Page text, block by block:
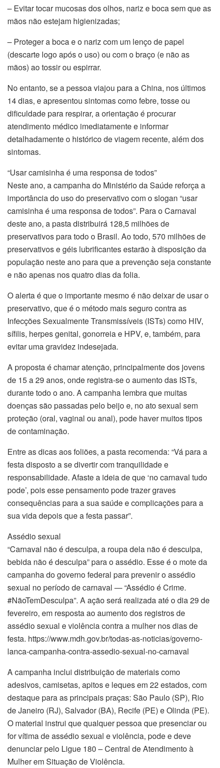
– Evitar tocar mucosas dos olhos, nariz e boca sem que as
mãos não estejam higienizadas;
– Proteger a boca e o nariz com um lenço de papel
(descarte logo após o uso) ou com o braço (e não as
mãos) ao tossir ou espirrar.
No entanto, se a pessoa viajou para a China, nos últimos
14 dias, e apresentou sintomas como febre, tosse ou
dificuldade para respirar, a orientação é procurar
atendimento médico imediatamente e informar
detalhadamente o histórico de viagem recente, além dos
sintomas.
“Usar camisinha é uma responsa de todos”
Neste ano, a campanha do Ministério da Saúde reforça a
importância do uso do preservativo com o slogan “usar
camisinha é uma responsa de todos”. Para o Carnaval
deste ano, a pasta distribuirá 128,5 milhões de
preservativos para todo o Brasil. Ao todo, 570 milhões de
preservativos e géis lubrificantes estarão à disposição da
população neste ano para que a prevenção seja constante
e não apenas nos quatro dias da folia.
O alerta é que o importante mesmo é não deixar de usar o
preservativo, que é o método mais seguro contra as
Infecções Sexualmente Transmissíveis (ISTs) como HIV,
sífilis, herpes genital, gonorreia e HPV, e, também, para
evitar uma gravidez indesejada.
A proposta é chamar atenção, principalmente dos jovens
de 15 a 29 anos, onde registra-se o aumento das ISTs,
durante todo o ano. A campanha lembra que muitas
doenças são passadas pelo beijo e, no ato sexual sem
proteção (oral, vaginal ou anal), pode haver muitos tipos
de contaminação.
Entre as dicas aos foliões, a pasta recomenda: “Vá para a
festa disposto a se divertir com tranquilidade e
responsabilidade. Afaste a ideia de que ‘no carnaval tudo
pode’, pois esse pensamento pode trazer graves
consequências para a sua saúde e complicações para a
sua vida depois que a festa passar”.
Assédio sexual
“Carnaval não é desculpa, a roupa dela não é desculpa,
bebida não é desculpa” para o assédio. Esse é o mote da
campanha do governo federal para prevenir o assédio
sexual no período de carnaval — “Assédio é Crime.
#NãoTemDesculpa”. A ação será realizada até o dia 29 de
fevereiro, em resposta ao aumento dos registros de
assédio sexual e violência contra a mulher nos dias de
festa. https://www.mdh.gov.br/todas-as-noticias/governo-
lanca-campanha-contra-assedio-sexual-no-carnaval
A campanha inclui distribuição de materiais como
adesivos, camisetas, apitos e leques em 22 estados, com
destaque para as principais praças: São Paulo (SP), Rio
de Janeiro (RJ), Salvador (BA), Recife (PE) e Olinda (PE).
O material instrui que qualquer pessoa que presenciar ou
for vítima de assédio sexual e violência, pode e deve
denunciar pelo Ligue 180 – Central de Atendimento à
Mulher em Situação de Violência.